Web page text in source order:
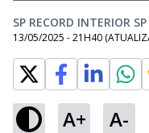
SP RECORD INTERIOR SP
13/05/2025 - 21H40
A+ A-